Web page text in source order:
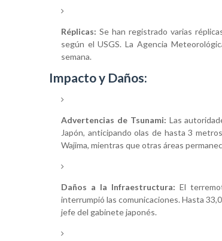
Réplicas: Se han registrado varias
según el USGS. La Agencia
semana.
Impacto y Daños:
Advertencias de Tsunami: Las
Japón, anticipando olas de hasta 3
Wajima, mientras que otras áreas
Daños a la Infraestructura: El
interrumpió las comunicaciones. Hasta
jefe del gabinete japonés.